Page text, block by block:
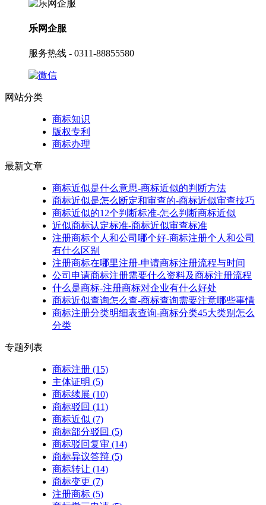
乐网企服
服务热线 - 0311-88855580
网站分类
商标知识
版权专利
商标办理
最新文章
商标近似是什么意思-商标近似的判断方法
商标近似是怎么断定和审查的-商标近似审查技巧
商标近似的12个判断标准-怎么判断商标近似
近似商标认定标准-商标近似审查标准
注册商标个人和公司哪个好-商标注册个人和公司
有什么区别
注册商标在哪里注册-申请商标注册流程与时间
公司申请商标注册需要什么资料及商标注册流程
什么是商标-注册商标对企业有什么好处
商标近似查询怎么查-商标查询需要注意哪些事情
商标注册分类明细表查询-商标分类45大类别怎么
分类
专题列表
商标注册 (15)
主体证明 (5)
商标续展 (10)
商标驳回 (11)
商标近似 (7)
商标部分驳回 (5)
商标驳回复审 (14)
商标异议答辩 (5)
商标转让 (14)
商标变更 (7)
注册商标 (5)